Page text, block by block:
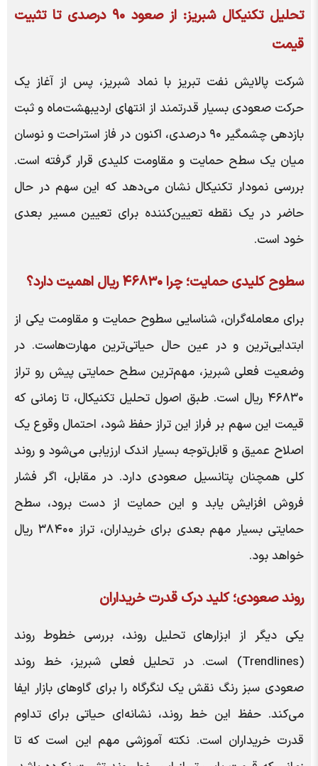
تحلیل تکنیکال شبریز: از صعود ۹۰ درصدی تا تثبیت
قیمت
شرکت پالایش نفت تبریز با نماد شبریز، پس از آغاز یک
حرکت صعودی بسیار قدرتمند از انتهای اردیبهشت‌ماه و ثبت
بازدهی چشمگیر ۹۰ درصدی، اکنون در فاز استراحت و نوسان
میان یک سطح حمایت و مقاومت کلیدی قرار گرفته است.
بررسی نمودار تکنیکال نشان می‌دهد که این سهم در حال
حاضر در یک نقطه تعیین‌کننده برای تعیین مسیر بعدی
خود است.
سطوح کلیدی حمایت؛ چرا ۴۶۸۳۰ ریال اهمیت دارد؟
برای معامله‌گران، شناسایی سطوح حمایت و مقاومت یکی از
ابتدایی‌ترین و در عین حال حیاتی‌ترین مهارت‌هاست. در
وضعیت فعلی شبریز، مهم‌ترین سطح حمایتی پیش رو تراز
۴۶۸۳۰ ریال است. طبق اصول تحلیل تکنیکال، تا زمانی که
قیمت این سهم بر فراز این تراز حفظ شود، احتمال وقوع یک
اصلاح عمیق و قابل‌توجه بسیار اندک ارزیابی می‌شود و روند
کلی همچنان پتانسیل صعودی دارد. در مقابل، اگر فشار
فروش افزایش یابد و این حمایت از دست برود، سطح
حمایتی بسیار مهم بعدی برای خریداران، تراز ۳۸۴۰۰ ریال
خواهد بود.
روند صعودی؛ کلید درک قدرت خریداران
یکی دیگر از ابزارهای تحلیل روند، بررسی خطوط روند
(Trendlines) است. در تحلیل فعلی شبریز، خط روند
صعودی سبز رنگ نقش یک لنگرگاه را برای گاوهای بازار ایفا
می‌کند. حفظ این خط روند، نشانه‌ای حیاتی برای تداوم
قدرت خریداران است. نکته آموزشی مهم این است که تا